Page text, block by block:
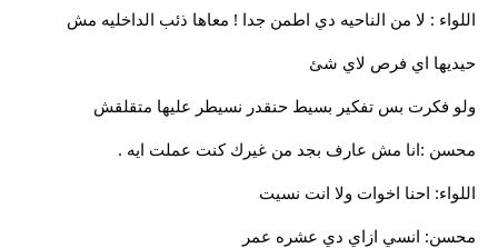
اللواء : لا من الناحيه دي اطمن جدا ! معاها ذئب الداخليه مش
حيديها اي فرص لاي شئ
ولو فكرت بس تفكير بسيط حنقدر نسيطر عليها متقلقش
محسن :انا مش عارف بجد من غيرك كنت عملت ايه .
اللواء: احنا اخوات ولا انت نسيت
محسن: انسي ازاي دي عشره عمر